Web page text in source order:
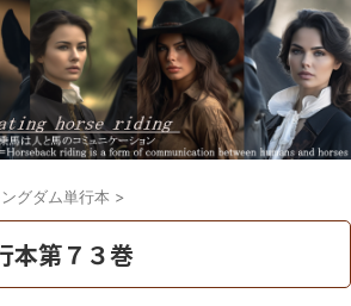
グダム単行本 >
本第７３巻